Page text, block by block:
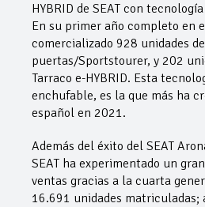
HYBRID de SEAT con
En su primer año completo en
comercializado 928 unidades
puertas/Sportstourer, y 202
Tarraco e-HYBRID. Esta
enchufable, es la que más ha
español en 2021.
Además del éxito del SEAT
SEAT ha experimentado un
ventas gracias a la cuarta
16.691 unidades matriculadas;